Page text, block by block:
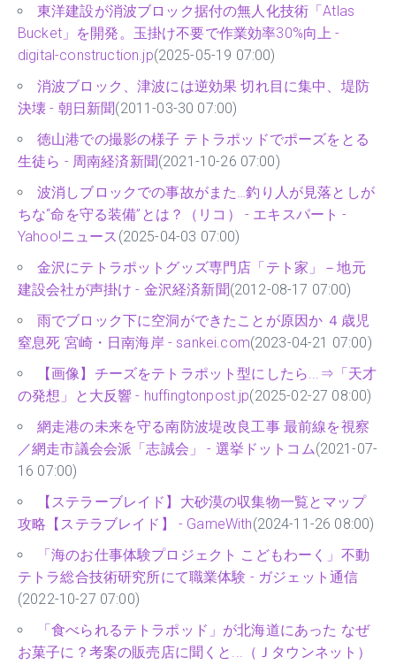
東洋建設が消波ブロック据付の無人化技術「Atlas
Bucket」を開発。玉掛け不要で作業効率30%向上 -
digital-construction.jp(2025-05-19 07:00)
消波ブロック、津波には逆効果 切れ目に集中、堤防
決壊 - 朝日新聞(2011-03-30 07:00)
徳山港での撮影の様子 テトラポッドでポーズをとる
生徒ら - 周南経済新聞(2021-10-26 07:00)
波消しブロックでの事故がまた…釣り人が見落としが
ちな“命を守る装備”とは？（リコ） - エキスパート -
Yahoo!ニュース (2025-04-03 07:00)
金沢にテトラポットグッズ専門店「テト家」－地元
建設会社が声掛け - 金沢経済新聞(2012-08-17 07:00)
雨でブロック下に空洞ができたことが原因か ４歳児
窒息死 宮崎・日南海岸 - sankei.com(2023-04-21 07:00)
【画像】チーズをテトラポット型にしたら...⇒「天才
の発想」と大反響 - huffingtonpost.jp(2025-02-27 08:00)
網走港の未来を守る南防波堤改良工事 最前線を視察
／網走市議会会派「志誠会」 - 選挙ドットコム(2021-07-
16 07:00)
【ステラーブレイド】大砂漠の収集物一覧とマップ
攻略【ステラブレイド】 - GameWith(2024-11-26 08:00)
「海のお仕事体験プロジェクト こどもわーく」不動
テトラ総合技術研究所にて職業体験 - ガジェット通信
(2022-10-27 07:00)
「食べられるテトラポッド」が北海道にあった なぜ
お菓子に？考案の販売店に聞くと...（Ｊタウンネット）